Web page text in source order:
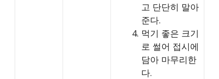
고 단단히 말아
준다.
먹기 좋은 크기
로 썰어 접시에
담아 마무리한
다.